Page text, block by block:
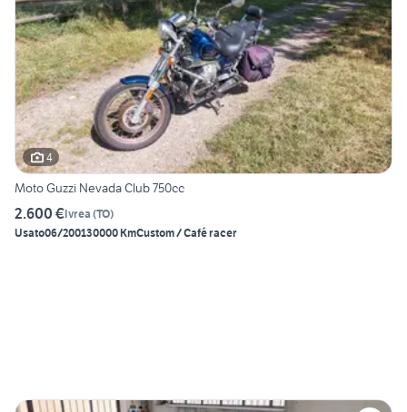
4
Moto Guzzi Nevada Club 750cc
2.600 €Ivrea (TO)
Usato06/200130000 KmCustom / Café racer